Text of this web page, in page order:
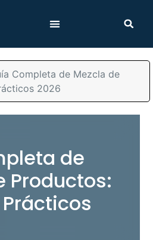
Completa de Mezcla de
2026
de
Productos: